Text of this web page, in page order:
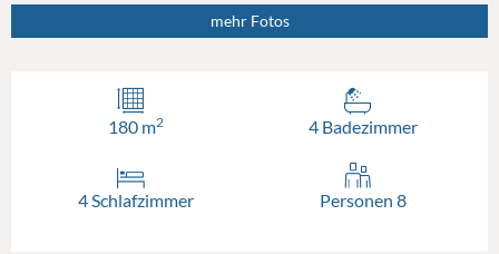
mehr Fotos
180 m2 4 Badezimmer
4 Schlafzimmer Personen 8